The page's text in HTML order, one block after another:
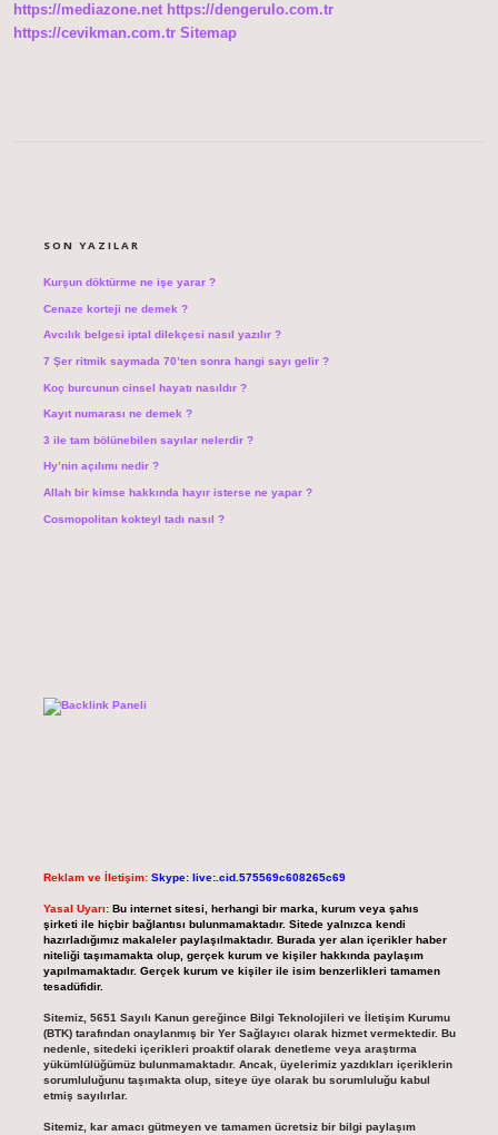
https://mediazone.net https://dengerulo.com.tr
https://cevikman.com.tr Sitemap
SON YAZILAR
Kurşun döktürme ne işe yarar ?
Cenaze korteji ne demek ?
Avcılık belgesi iptal dilekçesi nasıl yazılır ?
7 Şer ritmik saymada 70’ten sonra hangi sayı gelir ?
Koç burcunun cinsel hayatı nasıldır ?
Kayıt numarası ne demek ?
3 ile tam bölünebilen sayılar nelerdir ?
Hy’nin açılımı nedir ?
Allah bir kimse hakkında hayır isterse ne yapar ?
Cosmopolitan kokteyl tadı nasıl ?
Reklam ve İletişim: Skype: live:.cid.575569c608265c69
Yasal Uyarı: Bu internet sitesi, herhangi bir marka, kurum veya şahıs
şirketi ile hiçbir bağlantısı bulunmamaktadır. Sitede yalnızca kendi
hazırladığımız makaleler paylaşılmaktadır. Burada yer alan içerikler haber
niteliği taşımamakta olup, gerçek kurum ve kişiler hakkında paylaşım
yapılmamaktadır. Gerçek kurum ve kişiler ile isim benzerlikleri tamamen
tesadüfidir.
Sitemiz, 5651 Sayılı Kanun gereğince Bilgi Teknolojileri ve İletişim Kurumu
(BTK) tarafından onaylanmış bir Yer Sağlayıcı olarak hizmet vermektedir. Bu
nedenle, sitedeki içerikleri proaktif olarak denetleme veya araştırma
yükümlülüğümüz bulunmamaktadır. Ancak, üyelerimiz yazdıkları içeriklerin
sorumluluğunu taşımakta olup, siteye üye olarak bu sorumluluğu kabul
etmiş sayılırlar.
Sitemiz, kar amacı gütmeyen ve tamamen ücretsiz bir bilgi paylaşım